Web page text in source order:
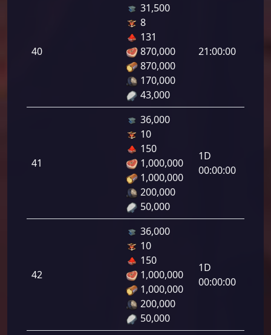
40
31,500
8
131
870,000
870,000
170,000
43,000
21:00:00
41
36,000
10
150
1,000,000
1,000,000
200,000
50,000
1D
00:00:00
42
36,000
10
150
1,000,000
1,000,000
200,000
50,000
1D
00:00:00